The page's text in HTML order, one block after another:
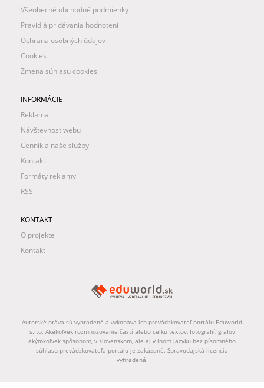
Všeobecné obchodné podmienky
Pravidlá pridávania hodnotení
Ochrana osobných údajov
Cookies
Zmena súhlasu cookies
INFORMÁCIE
Reklama
Návštevnosť webu
Cenník a naše služby
Kontakt
Formáty reklamy
RSS
KONTAKT
O projekte
Kontakt
Autorské práva sú vyhradené a vykonáva ich prevádzkovateľ portálu Eduworld
s.r.o. Akékoľvek rozmnožovanie častí alebo celku textov, fotografií, grafov
akýmkoľvek spôsobom, v slovenskom, ale aj v inom jazyku bez písomného
súhlasu prevádzkovateľa portálu je zakázané. Spravodajská licencia
vyhradená.